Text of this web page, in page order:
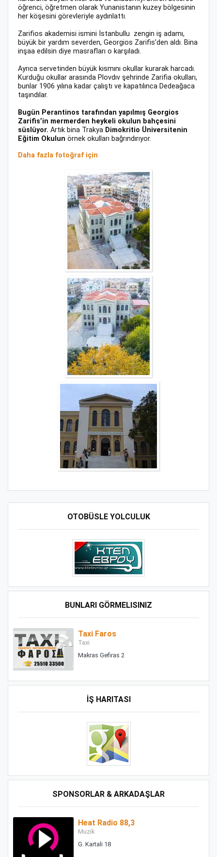
OTOBÜSLE YOLCULUK
BUNLARI GÖRMELISINIZ
Taxi Faros
Taxi
Makras Gefiras 2
İŞ HARITASI
SPONSORLAR & ARKADAŞLAR
Heat Radio 88,3
Muzik
G. Kartali 18
öğrenci, öğretmen olarak Yunanistanın kuzey bölgesinin
her köşesini görevleriyle aydınlattı.
Zarifios akademisi ismini İstanbullu zengin iş adamı,
büyük bir yardım severden, Georgios Zarifis’den aldı. Bina
inşaa edilsin diye masrafları o karşıladı.
Ayrıca servetinden büyük kısmını okullar kurarak harcadı.
Kurduğu okullar arasında Plovdıv şehrinde Zarifia okulları,
bunlar 1906 yılına kadar çalıştı ve kapatılınca Dedeağaca
taşındılar.
Bugün Perantinos tarafından yapılmış Georgios
Zarifis’in mermerden heykeli okulun bahçesini
süslüyor. Artık bina Trakya Dimokritio Üniversitenin
Eğitim Okulun örnek okulları bağrındırıyor.
Daha fazla fotoğraf için